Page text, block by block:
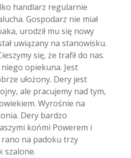
handlarz regularnie
Gospodarz nie miał
urodził mu się nowy
uwiązany na stanowisku.
się, że trafił do nas.
opiekuna. Jest
ułożony. Dery jest
ale pracujemy nad tym,
Wyrośnie na
Dery bardzo
końmi Powerem i
na padoku trzy
szalone.